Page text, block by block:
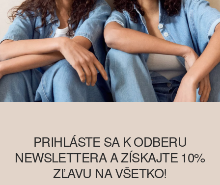
PRIHLÁSTE SA K ODBERU
NEWSLETTERA A ZÍSKAJTE 10%
ZĽAVU NA VŠETKO!